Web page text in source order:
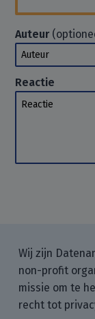
Auteur
Auteur
Reactie
Reactie
Wij zijn
non-profit
missie om te
recht tot